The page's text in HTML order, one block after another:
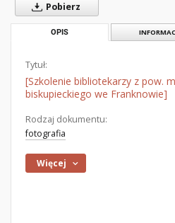
Pobierz
OPIS
Tytuł:
[Szkolenie bibliotekarzy z pow.
biskupieckiego we Franknowie]
Rodzaj dokumentu:
fotografia
Więcej